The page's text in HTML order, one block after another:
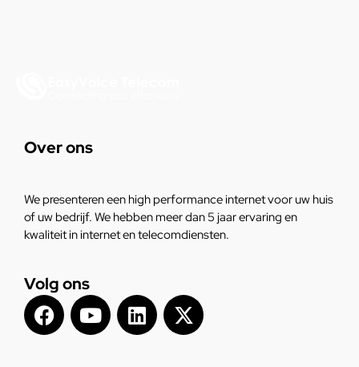
Over ons
We presenteren een high performance internet voor uw huis
of uw bedrijf. We hebben meer dan 5 jaar ervaring en
kwaliteit in internet en telecomdiensten.
Volg ons